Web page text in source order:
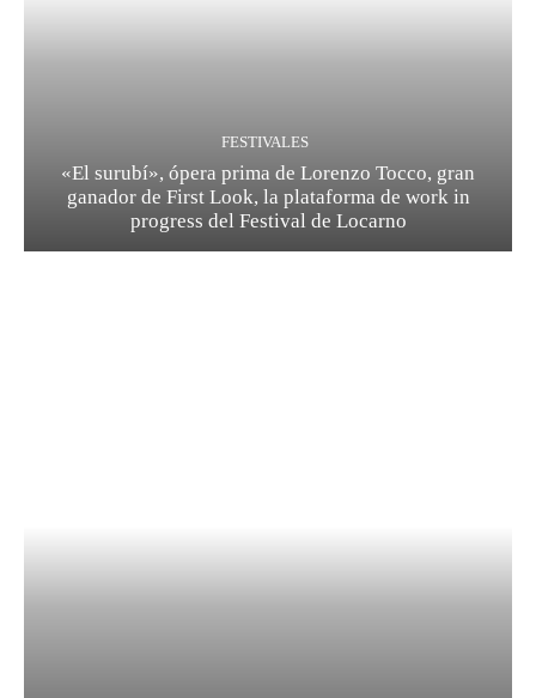
FESTIVALES
«El surubí», ópera prima de Lorenzo Tocco, gran
ganador de First Look, la plataforma de work in
progress del Festival de Locarno